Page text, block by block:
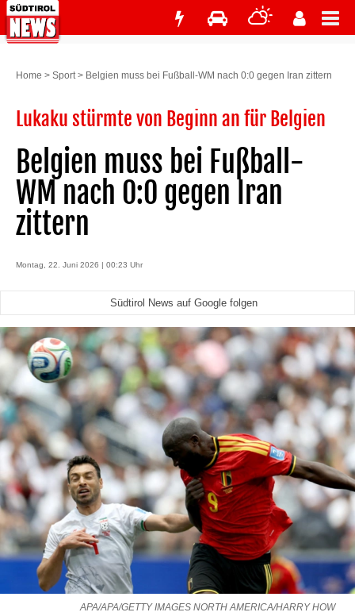
Home > Sport> Belgien muss bei Fußball-WM nach 0:0 gegen Iran zittern
Lukaku stürmte von Beginn an für Belgien
Belgien muss bei Fußball-
WM nach 0:0 gegen Iran
zittern
Montag, 22. Juni 2026 | 00:23 Uhr
Südtirol News auf Google folgen
APA/APA/GETTY IMAGES NORTH AMERICA/HARRY HOW